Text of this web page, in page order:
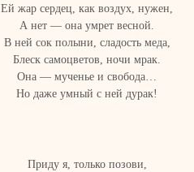
Ей жар сердец, как воздух, нужен,
А нет — она умрет весной.
В ней сок полыни, сладость меда,
Блеск самоцветов, ночи мрак.
Она — мученье и свобода…
Но даже умный с ней дурак!
Приду я, только позови,